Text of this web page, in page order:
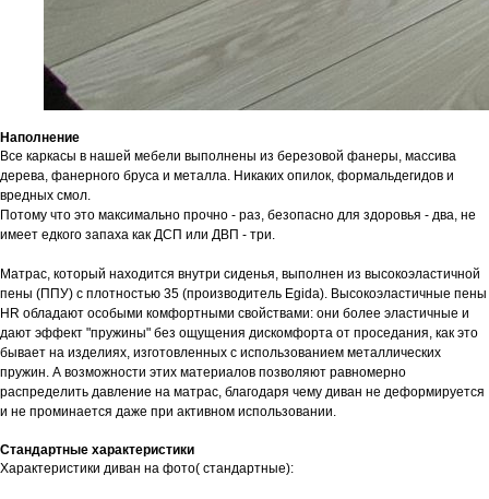
Наполнение
Все каркасы в нашей мебели выполнены из березовой фанеры, массива
дерева, фанерного бруса и металла. Никаких опилок, формальдегидов и
вредных смол.
Потому что это максимально прочно - раз, безопасно для здоровья - два, не
имеет едкого запаха как ДСП или ДВП - три.
Матрас, который находится внутри сиденья, выполнен из высокоэластичной
пены (ППУ) с плотностью 35 (производитель Egida). Высокоэластичные пены
HR обладают особыми комфортными свойствами: они более эластичные и
дают эффект "пружины" без ощущения дискомфорта от проседания, как это
бывает на изделиях, изготовленных с использованием металлических
пружин. А возможности этих материалов позволяют равномерно
распределить давление на матрас, благодаря чему диван не деформируется
и не проминается даже при активном использовании.
Стандартные характеристики
Характеристики диван на фото( стандартные):